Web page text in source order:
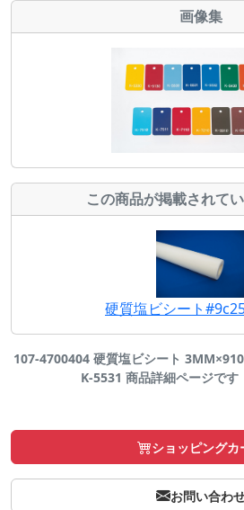
画像集
この商品が掲載されて
硬質塩ビシート
107-4700404 硬質塩ビシート
K-5531 商品詳細ページで
ショッピングカ
お問い合わ